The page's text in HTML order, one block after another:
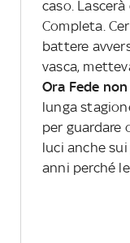
caso.
Completa.
battere
vasca,
Ora Fede
lunga
per guardare
luci anche
anni perché